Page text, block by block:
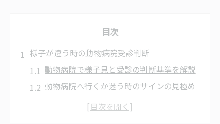
目次
様子が違う時の動物病院受診判断
動物病院で様子見と受診の判断基準を解説
動物病院へ行くか迷う時のサインの見極め